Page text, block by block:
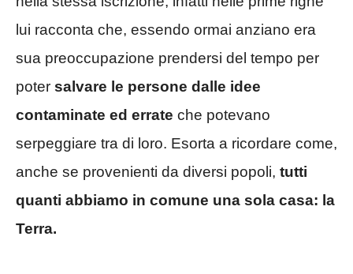
lui racconta che, essendo ormai anziano era
sua preoccupazione prendersi del tempo per
poter salvare le persone dalle idee
contaminate ed errate che potevano
serpeggiare tra di loro. Esorta a ricordare come,
anche se provenienti da diversi popoli, tutti
quanti abbiamo in comune una sola casa: la
Terra.